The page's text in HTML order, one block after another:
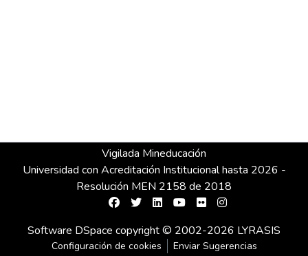
Vigilada Mineducación
Universidad con Acreditación Institucional hasta 2026 -
Resolución MEN 2158 de 2018
Software DSpace copyright © 2002-2026 LYRASIS
Configuración de cookies Enviar Sugerencias